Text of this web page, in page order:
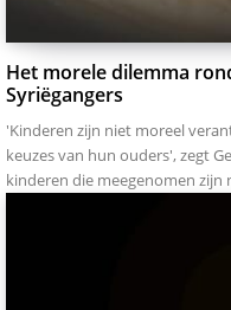
Het morele dilemma
Syriëgangers
'Kinderen zijn niet moreel
keuzes van hun ouders', zegt
kinderen die meegenomen zijn